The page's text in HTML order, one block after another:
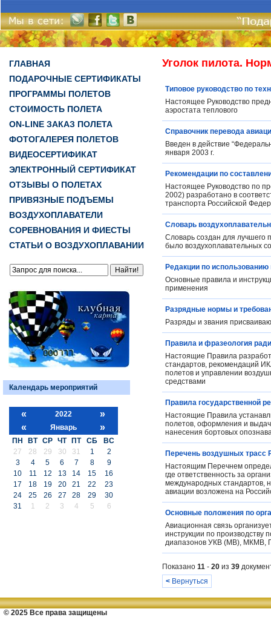
ГЛАВНАЯ
ПОДАРОЧНЫЕ СЕРТИФИКАТЫ
ПРОГРАММЫ ПОЛЕТОВ
СТОИМОСТЬ ПОЛЕТА
ON-LINE ЗАКАЗ ПОЛЕТА
ФОТОГАЛЕРЕЯ ПОЛЕТОВ
ВИДЕОСЕРТИФИКАТ
ЭЛЕКТРОННЫЙ СЕРТИФИКАТ
ОТЗЫВЫ О ПОЛЕТАХ
ПРИВЯЗНЫЕ ПОДЪЕМЫ
ВОЗДУХОПЛАВАТЕЛИ
СОРЕВНОВАНИЯ И ФИЕСТЫ
СТАТЬИ О ВОЗДУХОПЛАВАНИИ
Календарь мероприятий
« 2022
»
«
Январь »
ПН ВТ СР ЧТ ПТ СБ
ВС
27
28 29 30 31 1
2
3
4 5 6 7 8
9
10
11 12 13 14 15
16
17
18 19 20 21 22
23
24
25 26 27 28 29
30
31
1 2 3 4 5 6
Уголок пилота.
Типовое руководство по
Настоящее Руководство
аэростата теплового
Справочник перевода
Введен в действие
января 2003 г.
Рекомендации по
Настоящее Руководство по
2002) разработано в
транспорта Российской
Словарь
Словарь создан для лучшего
было воздухоплавательных
Редакции по
Основные правила и
применения
Разрядные нормы и
Разряды и звания
Правила и фразеология
Настоящие Правила
стандартов, рекомендаций
полетов и управлении
средствами
Правила государственной
Настоящие Правила
полетов, оформления и
нанесения бортовых
Перечень воздушных трасс
Настоящим Перечнем
где ответственность за
международных стандартов,
авиации возложена на
Основные положения по
Авиационная связь
инструкции по производству
диапазонов УКВ (МВ), МКМВ,
Показано 11 - 20 из 39
< Вернуться
© 2025 Все права защищены